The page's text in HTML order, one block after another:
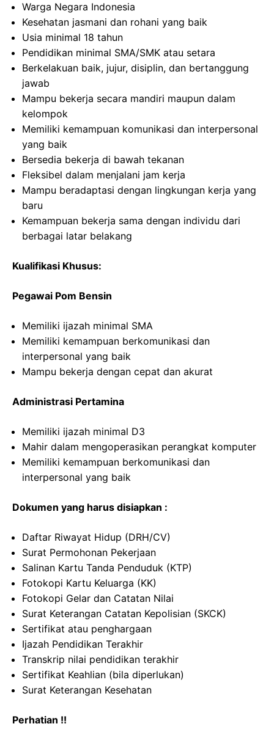
Warga Negara Indonesia
Kesehatan jasmani dan rohani yang baik
Usia minimal 18 tahun
Pendidikan minimal SMA/SMK atau setara
Berkelakuan baik, jujur, disiplin, dan bertanggung
jawab
Mampu bekerja secara mandiri maupun dalam
kelompok
Memiliki kemampuan komunikasi dan interpersonal
yang baik
Bersedia bekerja di bawah tekanan
Fleksibel dalam menjalani jam kerja
Mampu beradaptasi dengan lingkungan kerja yang
baru
Kemampuan bekerja sama dengan individu dari
berbagai latar belakang
Kualifikasi Khusus:
Pegawai Pom Bensin
Memiliki ijazah minimal SMA
Memiliki kemampuan berkomunikasi dan
interpersonal yang baik
Mampu bekerja dengan cepat dan akurat
Administrasi Pertamina
Memiliki ijazah minimal D3
Mahir dalam mengoperasikan perangkat komputer
Memiliki kemampuan berkomunikasi dan
interpersonal yang baik
Dokumen yang harus disiapkan :
Daftar Riwayat Hidup (DRH/CV)
Surat Permohonan Pekerjaan
Salinan Kartu Tanda Penduduk (KTP)
Fotokopi Kartu Keluarga (KK)
Fotokopi Gelar dan Catatan Nilai
Surat Keterangan Catatan Kepolisian (SKCK)
Sertifikat atau penghargaan
Ijazah Pendidikan Terakhir
Transkrip nilai pendidikan terakhir
Sertifikat Keahlian (bila diperlukan)
Surat Keterangan Kesehatan
Perhatian !!